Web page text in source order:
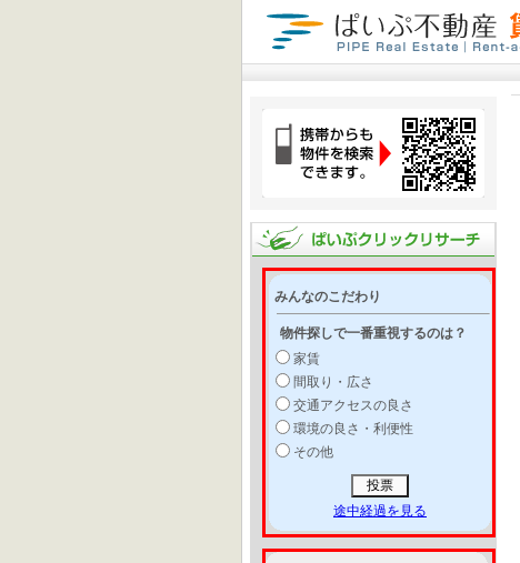
みんなのこだわり
物件探しで一番重視するのは？
家賃
間取り・広さ
交通アクセスの良さ
環境の良さ・利便性
その他
途中経過を見る